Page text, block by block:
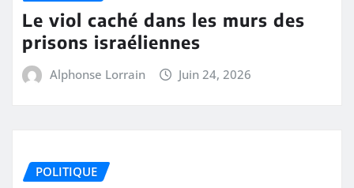
Le viol caché dans les murs des
prisons israéliennes
Alphonse Lorrain Juin 24, 2026
POLITIQUE